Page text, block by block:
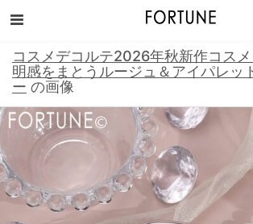
コスメデコルテ2026年秋新作コス
明感をまとうルージュ＆アイパレッ
ー の画像